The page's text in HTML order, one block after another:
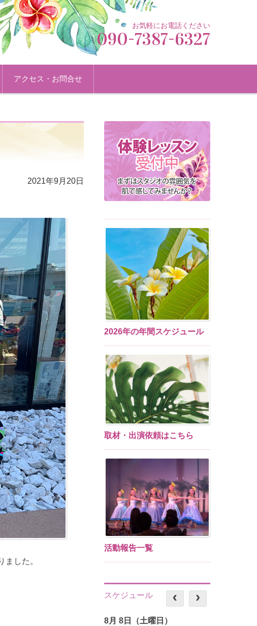
お気軽にお電話ください
090-7387-6327
アクセス・お問合せ
2021年9月20日
した。
2026年の年間スケジュール
取材・出演依頼はこちら
活動報告一覧
スケジュール
8月 8日（土曜日）